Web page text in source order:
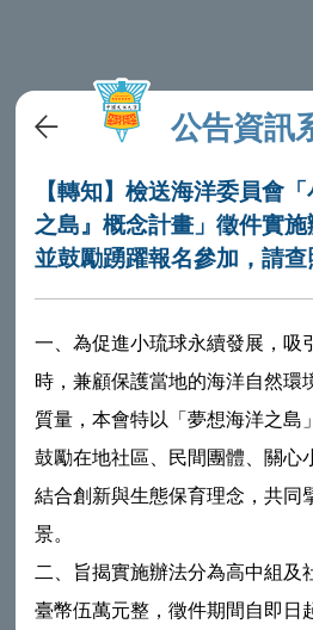
公告資訊
【轉知】檢送海洋委員會
之島』概念計畫」徵件實
並鼓勵踴躍報名參加，請查
一、為促進小琉球永續發展，吸
時，兼顧保護當地的海洋自然環
質量，本會特以「夢想海洋之島
鼓勵在地社區、民間團體、關心
結合創新與生態保育理念，共同
景。
二、旨揭實施辦法分為高中組及
臺幣伍萬元整，徵件期間自即日